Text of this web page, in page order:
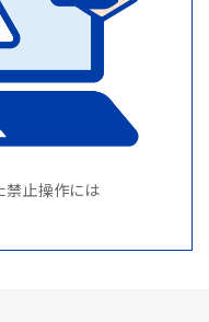
禁止操作には